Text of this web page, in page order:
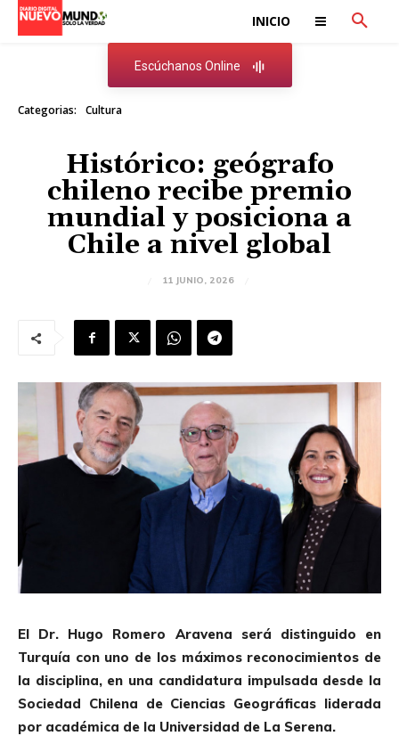
INICIO
Escúchanos Online
Categorias: Cultura
Histórico: geógrafo
chileno recibe premio
mundial y posiciona a
Chile a nivel global
11 JUNIO, 2026
El Dr. Hugo Romero Aravena será distinguido en
Turquía con uno de los máximos reconocimientos de
la disciplina, en una candidatura impulsada desde la
Sociedad Chilena de Ciencias Geográficas liderada
por académica de la Universidad de La Serena.